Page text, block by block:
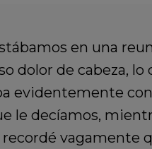
en una
dolor de cabeza,
evidentemente
le decíamos,
vagamente